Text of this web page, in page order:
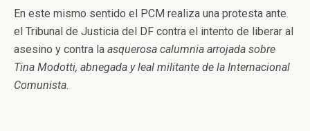
En este mismo sentido el PCM realiza una protesta ante
el Tribunal de Justicia del DF contra el intento de liberar al
asesino y contra la asquerosa calumnia arrojada sobre
Tina Modotti, abnegada y leal militante de la Internacional
Comunista.